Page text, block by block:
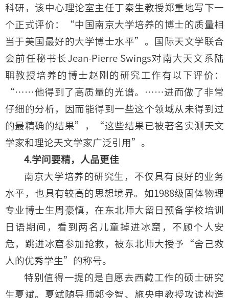
科研，该中心理论室主任丁秦生教授郑重地写下一
个正式评价：“中国南京大学培养的博士的质量相
当于美国最好的大学博士水平”。国际天文学联合
会前任秘书长Jean-Pierre Swings对南大天文系陆
聑教授培养的博士赵刚的研究工作有以下评价：
“……他得到了高质量的光谱。……进而做了非常
仔细的分析，因而能得到一些这个领域从未得到过
的最精确的结果”，“这些结果已被著名实测天文
学家和理论天文学家广泛引用”。
4.学问要精，人品更佳
南京大学培养的研究生，不仅具有良好的业务
水平，也具有较高的思想境界。如1988级固体物理
专业博士生周豪慎，在东北师大留日预备学校培训
日语期间，看到两名儿童掉进冰窟，不顾个人安
危，跳进冰窟参加抢救，被东北师大授予“舍己救
人的优秀学生”的称号。
特别值得一提的是自愿去西藏工作的硕士研究
生夏斌。夏斌随导师郭令智、施央申教授攻读构造